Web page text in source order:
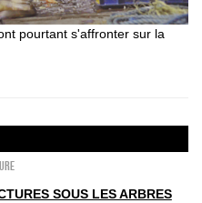
pourtant s'affronter sur la
SOUS LES ARBRES